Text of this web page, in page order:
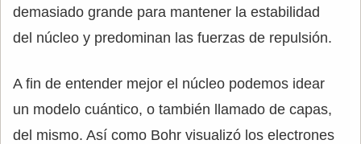
demasiado grande para mantener la estabilidad
del núcleo y predominan las fuerzas de repulsión.
A fin de entender mejor el núcleo podemos idear
un modelo cuántico, o también llamado de capas,
del mismo. Así como Bohr visualizó los electrones